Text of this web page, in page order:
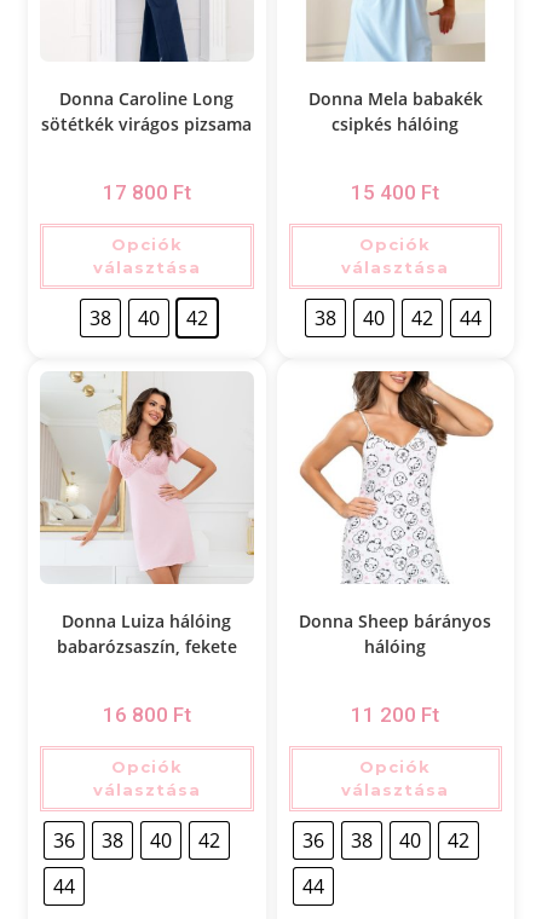
Donna Caroline Long
sötétkék virágos pizsama
17 800 Ft
Opciók
választása
38 40 42
Donna Mela babakék
csipkés hálóing
15 400 Ft
Opciók
választása
38 40 42 44
Donna Luiza hálóing
babarózsaszín, fekete
16 800 Ft
Opciók
választása
36 38 40
42
44
Donna Sheep bárányos
hálóing
11 200 Ft
Opciók
választása
36 38 40
42
44